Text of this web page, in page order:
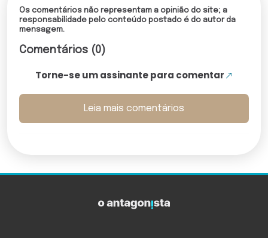
Os comentários não representam a opinião do site; a
responsabilidade pelo conteúdo postado é do autor da
mensagem.
Comentários (0)
Torne-se um assinante para comentar
Leia mais comentários